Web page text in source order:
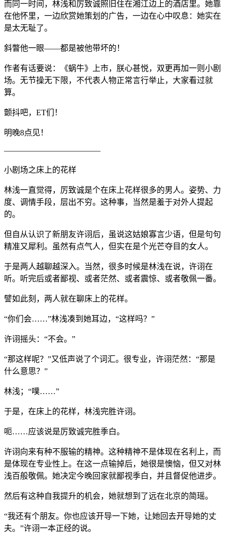
而同一时间，林浅和厉致诚照旧住在湘江边上的酒店里。她靠
在他怀里，一边欣赏她策划的广告，一边在心中叹息：她实在
是太无耻了。
斜瞥他一眼——都是被他带坏的！
作者有话要说：《蜗牛》上市，朕心甚悦，双更再加一则小剧
场。无节操无下限，不代表人物正常言行举止，大家看过就
算。
颤抖吧，ET们！
明晚8点见！
————————————
小剧场之床上的花样
林浅一直觉得，厉致诚是个在床上花样很多的男人。姿势、力
度、调情手段，层出不穷。这种事，当然是羞于对外人提起
的。
但自从认识了新朋友许诩后，虽说这姑娘寡言少语，但是句句
精准又犀利。虽然有点气人，但实在是个光芒夺目的女人。
于是两人越聊越深入。当然，很多时候是林浅在说，许诩在
听。听完后或者鄙视、或者茫然、或者震惊、或者敬佩一番。
譬如此刻，两人就在聊床上的花样。
“你们会……”林浅凑到她耳边，“这样吗？”
许诩摇头：“不会。”
“那这样呢？”又低声说了个词汇。很专业，许诩茫然：“那是
什么意思？”
林浅；“噗……”
于是，在床上的花样，林浅完胜许诩。
呃……应该说是厉致诚完胜季白。
许诩向来有种不服输的精神。这种精神不是体现在名利上，而
是体现在专业性上。在这一点输掉后，她很是懊恼，但又对林
浅百般敬佩。她决定今晚回家就鄙视季白，并且督促他进步。
然后有这种自我提升的机会，她就想到了远在北京的简瑶。
“我还有个朋友。你也应该开导一下她，让她回去开导她的丈
夫。”许诩一本正经的说。